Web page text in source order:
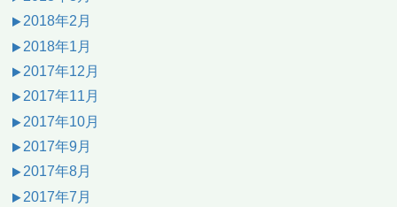
2018年2月
2018年1月
2017年12月
2017年11月
2017年10月
2017年9月
2017年8月
2017年7月